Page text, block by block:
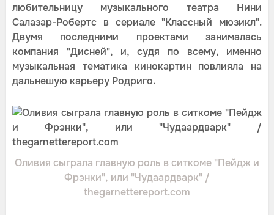
любительницу музыкального театра Нини
Салазар-Робертс в сериале "Классный мюзикл".
Двумя последними проектами занималась
компания "Дисней", и, судя по всему, именно
музыкальная тематика кинокартин повлияла на
дальнешую карьеру Родриго.
Оливия сыграла главную роль в ситкоме "Пейдж и
Фрэнки", или "Чудаардварк" /
thegarnettereport.com